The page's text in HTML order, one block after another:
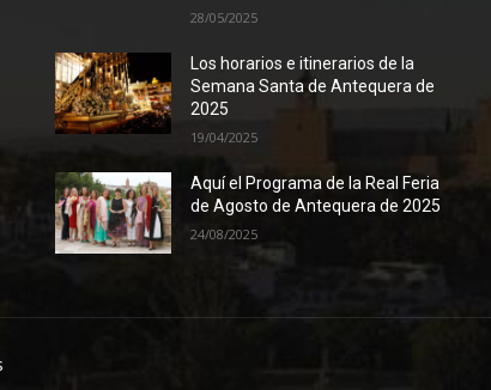
28/05/2025
Los horarios e itinerarios de la
Semana Santa de Antequera de
2025
19/04/2025
Aquí el Programa de la Real Feria
de Agosto de Antequera de 2025
24/08/2025